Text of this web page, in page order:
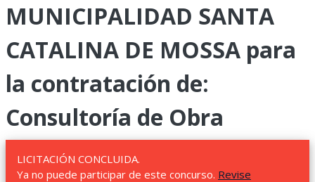
MUNICIPALIDAD SANTA
CATALINA DE MOSSA para
la contratación de:
Consultoría de Obra
LICITACIÓN CONCLUIDA.
Ya no puede participar de este concurso. Revise